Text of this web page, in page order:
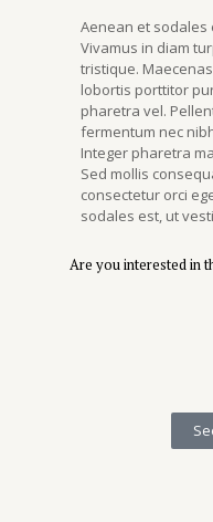
Aenean et sodales
Vivamus in diam
tristique.
lobortis porttitor
pharetra vel.
fermentum nec
Integer pharetra
Sed mollis
consectetur orci
sodales est, ut
Are you interested in